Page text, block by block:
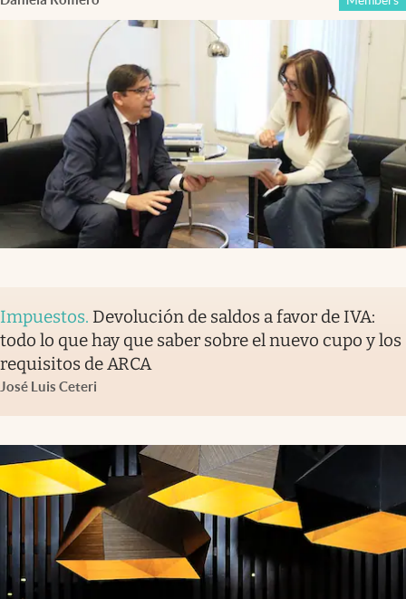
Impuestos. Devolución de saldos a favor de IVA:
todo lo que hay que saber sobre el nuevo cupo y los
requisitos de ARCA
José Luis Ceteri